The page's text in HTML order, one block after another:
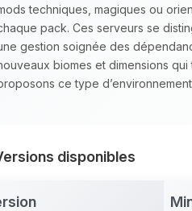
techniques, magiques ou
pack. Ces serveurs se
gestion soignée des
biomes et dimensions
ce type
disponibles